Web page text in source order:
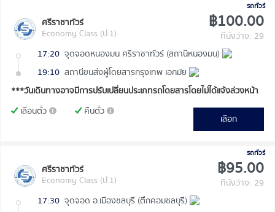
รถทัวร์
ศรีราชาทัวร์
Economy Class (ป.1)
฿100.00
ที่นั่งว่าง: 29
17:20 จุดจอดหนองมน ศรีราชาทัวร์ (สถานีหนองมน)
19:10 สถานีขนส่งผู้โดยสารกรุงเทพ เอกมัย
***วันเดินทางอาจมีการปรับเปลี่ยนประเภทรถโดยสารโดยไม่ได้แจ้งล่วงหน้า
เลื่อนตั๋ว
คืนตั๋ว
เลือก
รถทัวร์
ศรีราชาทัวร์
Economy Class (ป.1)
฿95.00
ที่นั่งว่าง: 29
17:30 จุดจอด อ.เมืองชลบุรี (ตึกคอมชลบุรี)